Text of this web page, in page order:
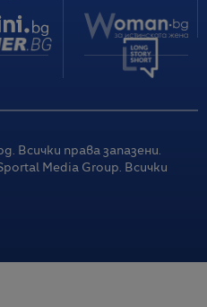
Всички права запазени.
Media Group. Всички